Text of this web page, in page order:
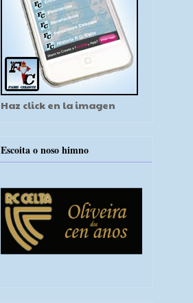
Haz click en la imagen
Escoita o noso himno